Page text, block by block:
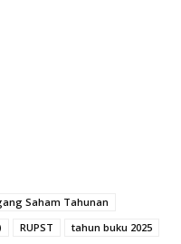
Saham Tahunan
RUPST
tahun buku 2025